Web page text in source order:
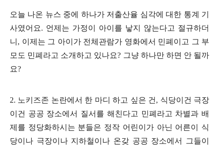
오늘 나온 뉴스 중에 하나가 저출산율 심각에 대한 통계 기
사였어요. 언제는 가정이 아이를 낳지 않는다고 절규하더
니 , 이제는 그 아이가 전체관람가 영화에서 민폐이고 그 부
모도 민폐라고 소개하고 있나요? 그냥 하나만 하면 안 될까
요?
2. 노키즈존 논란에서 한 마디 하고 싶은 건 , 식당이건 극장
이건 공공 장소에서 질서를 해친다고 민폐라고 차별과 배
제를 정당화하시는 분들은 정작 어린이가 아닌 어른이 식
당이나 극장이나 지하철이나 온갖 공공 장소에서 그들이